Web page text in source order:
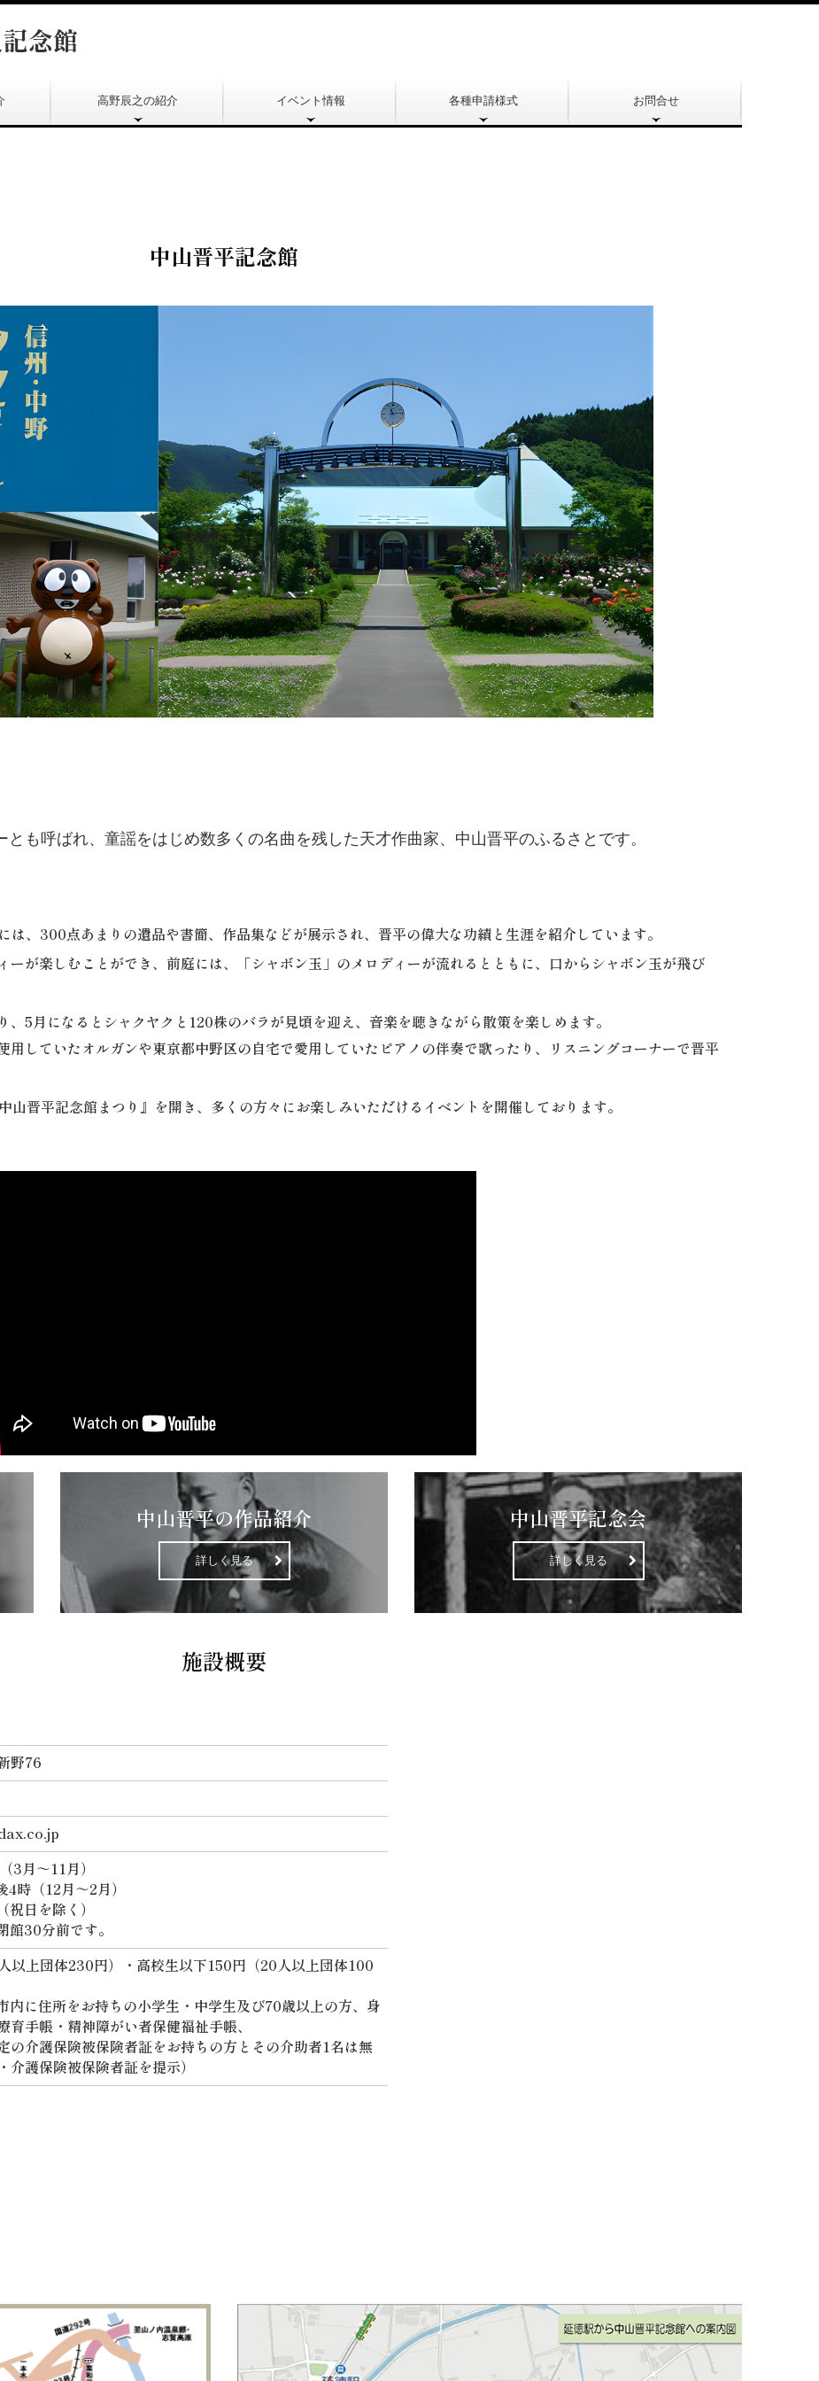
念館
高野辰之の紹介 イベント情報 各種申請様式 お問合せ
中山晋平記念館
も呼ばれ、童謡をはじめ数多くの名曲を残した天才作曲家、中山晋平のふるさとです。
300点あまりの遺品や書簡、作品集などが展示され、晋平の偉大な功績と生涯を紹介しています。
楽しむことができ、前庭には、「シャボン玉」のメロディーが流れるとともに、口からシャボン玉が飛び
月になるとシャクヤクと120株のバラが見頃を迎え、音楽を聴きながら散策を楽しめます。
ていたオルガンや東京都中野区の自宅で愛用していたピアノの伴奏で歌ったり、リスニングコーナーで晋平
平記念館まつり』を開き、多くの方々にお楽しみいただけるイベントを開催しております。
中山晋平の作品紹介
詳しく見る
中山晋平記念会
詳しく見る
施設概要
野76
3月～11月）
時（12月～2月）
（祝日を除く）
30分前です。
以上団体230円）・高校生以下150円（20人以上団体100
に住所をお持ちの小学生・中学生及び70歳以上の方、身
育手帳・精神障がい者保健福祉手帳、
の介護保険被保険者証をお持ちの方とその介助者1名は無
介護保険被保険者証を提示）